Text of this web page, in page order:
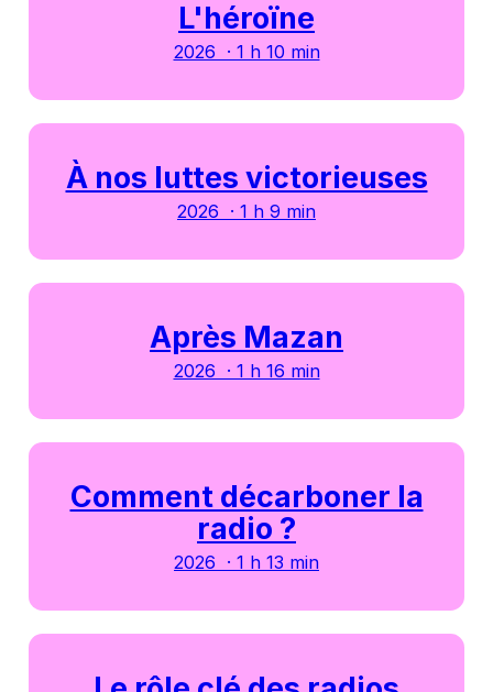
L'héroïne
2026 · 1 h 10 min
À nos luttes victorieuses
2026 · 1 h 9 min
Après Mazan
2026 · 1 h 16 min
Comment décarboner la
radio ?
2026 · 1 h 13 min